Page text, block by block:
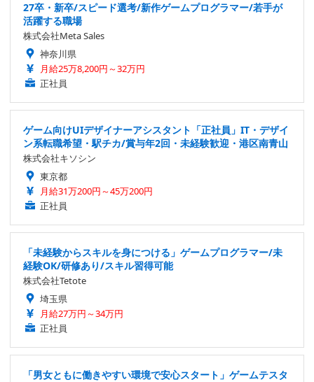
27卒・新卒/スピード選考/新作ゲームプログラマー/若手が
活躍する職場
株式会社Meta Sales
神奈川県
月給25万8,200円～32万円
正社員
ゲーム向けUIデザイナーアシスタント「正社員」IT・デザイ
ン系転職希望・駅チカ/賞与年2回・未経験歓迎・港区南青山
株式会社キソシン
東京都
月給31万200円～45万200円
正社員
「未経験からスキルを身につける」ゲームプログラマー/未
経験OK/研修あり/スキル習得可能
株式会社Tetote
埼玉県
月給27万円～34万円
正社員
「男女ともに働きやすい環境で安心スタート」ゲームテスタ